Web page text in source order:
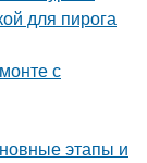
для пирога
с
этапы и